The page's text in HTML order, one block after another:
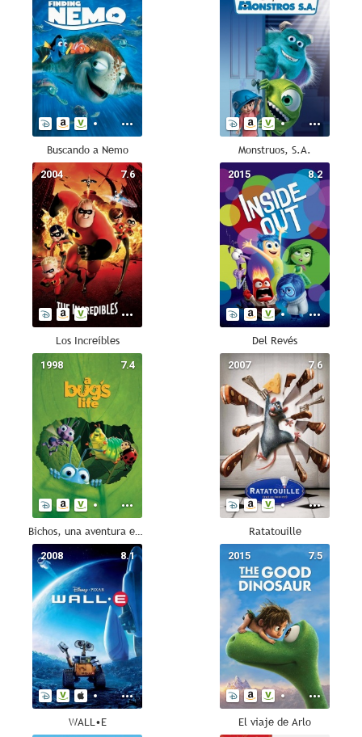
Buscando a Nemo Monstruos, S.A.
7.6
2004
Los Increíbles
8.2
2015
Del Revés
7.4
1998
Bichos, una aventura en miniatura
7.6
2007
Ratatouille
8.1
2008
WALL•E
7.5
2015
El viaje de Arlo